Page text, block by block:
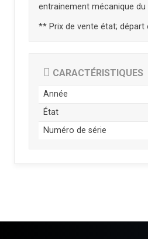
entrainement mécanique
** Prix de vente état;
CARACTÉRISTIQUES
Année
État
Numéro de série